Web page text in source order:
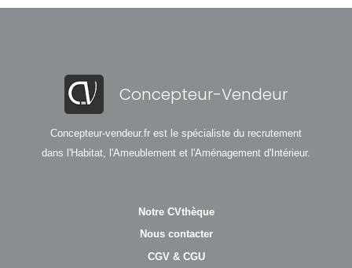
Concepteur-Vendeur
Concepteur-vendeur.fr est le spécialiste du recrutement
dans l'Habitat, l'Ameublement et l'Aménagement d'Intérieur.
Notre CVthèque
Nous contacter
CGV & CGU